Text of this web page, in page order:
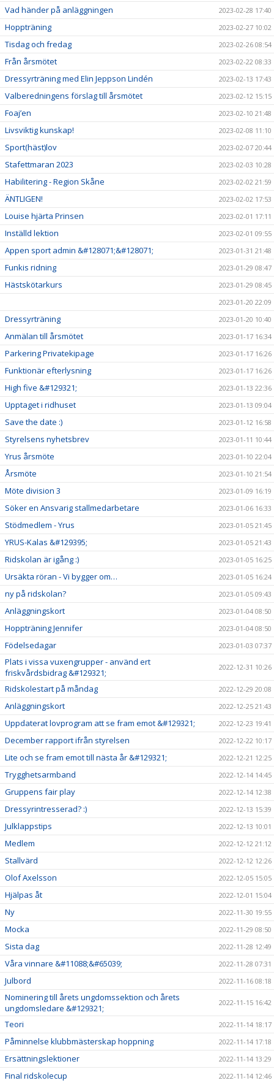
Vad händer på anläggningen 2023-02-28 17:40
Hoppträning 2023-02-27 10:02
Tisdag och fredag 2023-02-26 08:54
Från årsmötet 2023-02-22 08:33
Dressyrträning med Elin Jeppson Lindén 2023-02-13 17:43
Valberedningens förslag till årsmötet 2023-02-12 15:15
Foaj’en 2023-02-10 21:48
Livsviktig kunskap! 2023-02-08 11:10
Sport(häst)lov 2023-02-07 20:44
Stafettmaran 2023 2023-02-03 10:28
Habilitering - Region Skåne 2023-02-02 21:59
ÄNTLIGEN! 2023-02-02 17:53
Louise hjärta Prinsen 2023-02-01 17:11
Inställd lektion 2023-02-01 09:55
Appen sport admin &#128071;&#128071; 2023-01-31 21:48
Funkis ridning 2023-01-29 08:47
Hästskötarkurs
2023-01-29 08:45
2023-01-20 22:09
Dressyrträning 2023-01-20 10:40
Anmälan till årsmötet 2023-01-17 16:34
Parkering Privatekipage 2023-01-17 16:26
Funktionär efterlysning 2023-01-17 16:26
High five &#129321; 2023-01-13 22:36
Upptaget i ridhuset 2023-01-13 09:04
Save the date :) 2023-01-12 16:58
Styrelsens nyhetsbrev 2023-01-11 10:44
Yrus årsmöte 2023-01-10 22:04
Årsmöte 2023-01-10 21:54
Möte division 3 2023-01-09 16:19
Söker en Ansvarig stallmedarbetare 2023-01-06 16:33
Stödmedlem - Yrus 2023-01-05 21:45
YRUS-Kalas &#129395; 2023-01-05 21:43
Ridskolan är igång :) 2023-01-05 16:25
Ursäkta röran - Vi bygger om… 2023-01-05 16:24
ny på ridskolan? 2023-01-05 09:43
Anläggningskort 2023-01-04 08:50
Hoppträning Jennifer 2023-01-04 08:50
Födelsedagar 2023-01-03 07:37
Plats i vissa vuxengrupper - använd ert
friskvårdsbidrag &#129321;
2022-12-31 10:26
Ridskolestart på måndag 2022-12-29 20:08
Anläggningskort 2022-12-25 21:43
Uppdaterat lovprogram att se fram emot &#129321; 2022-12-23 19:41
December rapport ifrån styrelsen 2022-12-22 10:17
Lite och se fram emot till nästa år &#129321; 2022-12-21 12:25
Trygghetsarmband 2022-12-14 14:45
Gruppens fair play 2022-12-14 12:38
Dressyrintresserad? :) 2022-12-13 15:39
Julklappstips 2022-12-13 10:01
Medlem 2022-12-12 21:12
Stallvärd 2022-12-12 12:26
Olof Axelsson 2022-12-05 15:05
Hjälpas åt 2022-12-01 15:04
Ny 2022-11-30 19:55
Mocka 2022-11-29 08:50
Sista dag 2022-11-28 12:49
Våra vinnare &#11088;&#65039; 2022-11-28 07:31
Julbord 2022-11-16 08:18
Nominering till årets ungdomssektion och årets
ungdomsledare &#129321;
2022-11-15 16:42
Teori 2022-11-14 18:17
Påminnelse klubbmästerskap hoppning 2022-11-14 17:18
Ersättningslektioner 2022-11-14 13:29
Final ridskolecup 2022-11-14 12:46